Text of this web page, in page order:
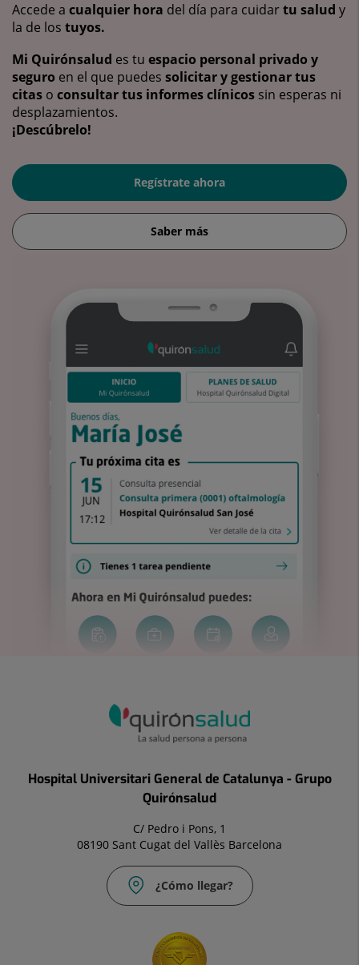
Accede a cualquier hora del día para cuidartu salud y
la de los tuyos.
Mi Quirónsalud es tu espacio personal privado y
seguro en el que puedes solicitar y gestionar tus
citas o consultar tus informes clínicos sin esperas ni
desplazamientos.
¡Descúbrelo!
Regístrate ahora
Saber más
Hospital Universitari General de Catalunya - Grupo
Quirónsalud
C/ Pedro i Pons, 1
08190 Sant Cugat del Vallès Barcelona
¿Cómo llegar?